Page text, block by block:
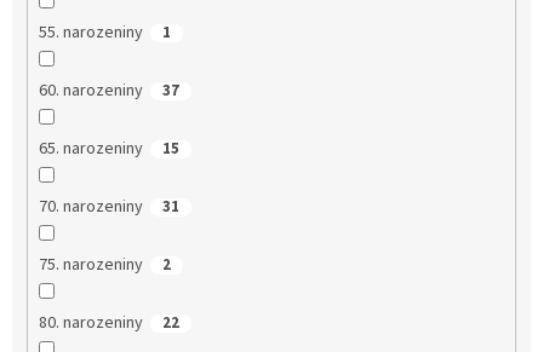
55. narozeniny 1
60. narozeniny 37
65. narozeniny 15
70. narozeniny 31
75. narozeniny 2
80. narozeniny 22